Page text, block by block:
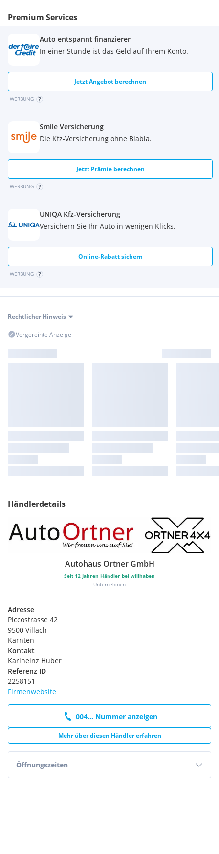
Premium Services
Auto entspannt finanzieren
In einer Stunde ist das Geld auf Ihrem Konto.
Jetzt Angebot berechnen
WERBUNG
Smile Versicherung
Die Kfz-Versicherung ohne Blabla.
Jetzt Prämie berechnen
WERBUNG
UNIQA Kfz-Versicherung
Versichern Sie Ihr Auto in wenigen Klicks.
Online-Rabatt sichern
WERBUNG
Rechtlicher Hinweis
Vorgereihte Anzeige
Händlerdetails
Autohaus Ortner GmbH
Seit 12 Jahren Händler bei willhaben
Unternehmen
Adresse
Piccostrasse 42
9500 Villach
Kärnten
Kontakt
Karlheinz Huber
Referenz ID
2258151
Firmenwebsite
004... Nummer anzeigen
Mehr über diesen Händler erfahren
Öffnungszeiten